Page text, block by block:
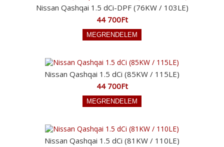
Nissan Qashqai 1.5 dCi-DPF (76KW / 103LE)
44 700Ft
Nissan Qashqai 1.5 dCi (85KW / 115LE)
44 700Ft
Nissan Qashqai 1.5 dCi (81KW / 110LE)